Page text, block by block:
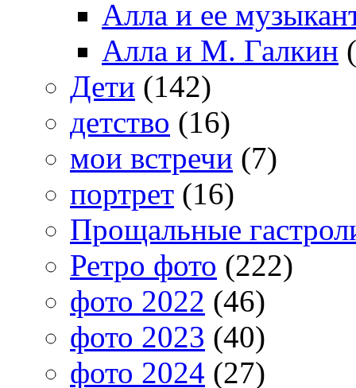
Алла и ее
Алла и М. Галкин
Дети (142)
детство (16)
мои встречи (7)
портрет (16)
Прощальные
Ретро фото (222)
фото 2022 (46)
фото 2023 (40)
фото 2024 (27)